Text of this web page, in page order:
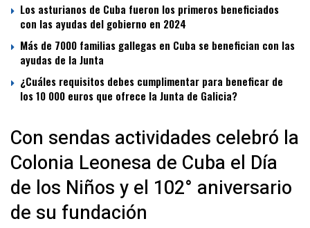
Los asturianos de Cuba fueron los primeros beneficiados
con las ayudas del gobierno en 2024
Más de 7000 familias gallegas en Cuba se benefician con las
ayudas de la Junta
¿Cuáles requisitos debes cumplimentar para beneficar de
los 10 000 euros que ofrece la Junta de Galicia?
Con sendas actividades celebró la
Colonia Leonesa de Cuba el Día
de los Niños y el 102° aniversario
de su fundación